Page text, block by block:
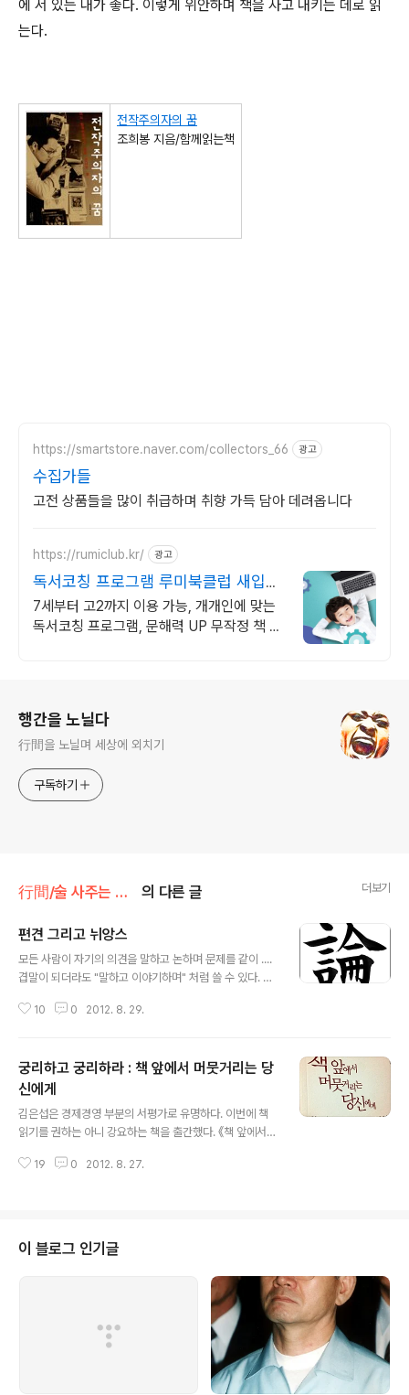
에 서 있는 내가 좋다. 이렇게 위안하며 책을 사고 내키는 데로 읽
는다.
전작주의자의 꿈
조희봉 지음/함께읽는책
https://smartstore.naver.com/collectors_66 광고
수집가들
고전 상품들을 많이 취급하며 취향 가득 담아 데려옵니다
https://rumiclub.kr/ 광고
독서코칭 프로그램 루미북클럽 새입시
에 맞는 프로그램운영!
7세부터 고2까지 이용 가능, 개개인에 맞는
독서코칭 프로그램, 문해력 UP 무작정 책 읽
행간을 노닐다
行間을 노닐며 세상에 외치기
구독하기
行間/술 사주는 읽고쓰기 의 다른 글 더보기
편견 그리고 뉘앙스
모든 사람이 자기의 의견을 말하고 논하며 문제를 같이 ....
겹말이 되더라도 "말하고 이야기하며" 처럼 쓸 수 있다. 다
다. 한 마디로 '말하다'나 '이야기하다'만 넣으면 넉넉하지
규의 《사랑하는 글쓰기》의 한 토막이다. 그의 겹말에 대한
생각과 다른 생각이 있어서 글을 적는 것이 아니다. 다만 한
자어를 우리말(토박이말)로 전부 고쳐 쓰는 게 우리말을 지
키고 사랑하는 것인지 의구심이 든다. 최종규는 우리가 알
토박이말로 (최종규의 표현을 빌리면) 손보거나 다듬어 보
10 0 2012. 8. 29.
궁리하고 궁리하라 : 책 앞에서 머뭇거리는 당
신에게
김은섭은 경제경영 부분의 서평가로 유명하다. 이번에 책
읽기를 권하는 아니 강요하는 책을 출간했다. 《책 앞에서
요하는 "후천적 활자 중독에 빠지는 3가지 방법"이라는 부
나치게 복용하여 그것이 없이는 생활이나 활동을 하지 못
하는 상태 · 음식물이나 약물 따위의 독성 때문에 신체에 이
상이 생기거나 목숨이 위태롭게 되는 일. 어떤 사상이나 사
물에 젖어 버려 정상적으로 사물을 판단할 수 없는 상태. 중
독은 사전적으로는 부정적이다. 중독 앞에 단어를 붙여 말
하면 모두 좋지 않은 의미이며 ..
19 0 2012. 8. 27.
이 블로그 인기글